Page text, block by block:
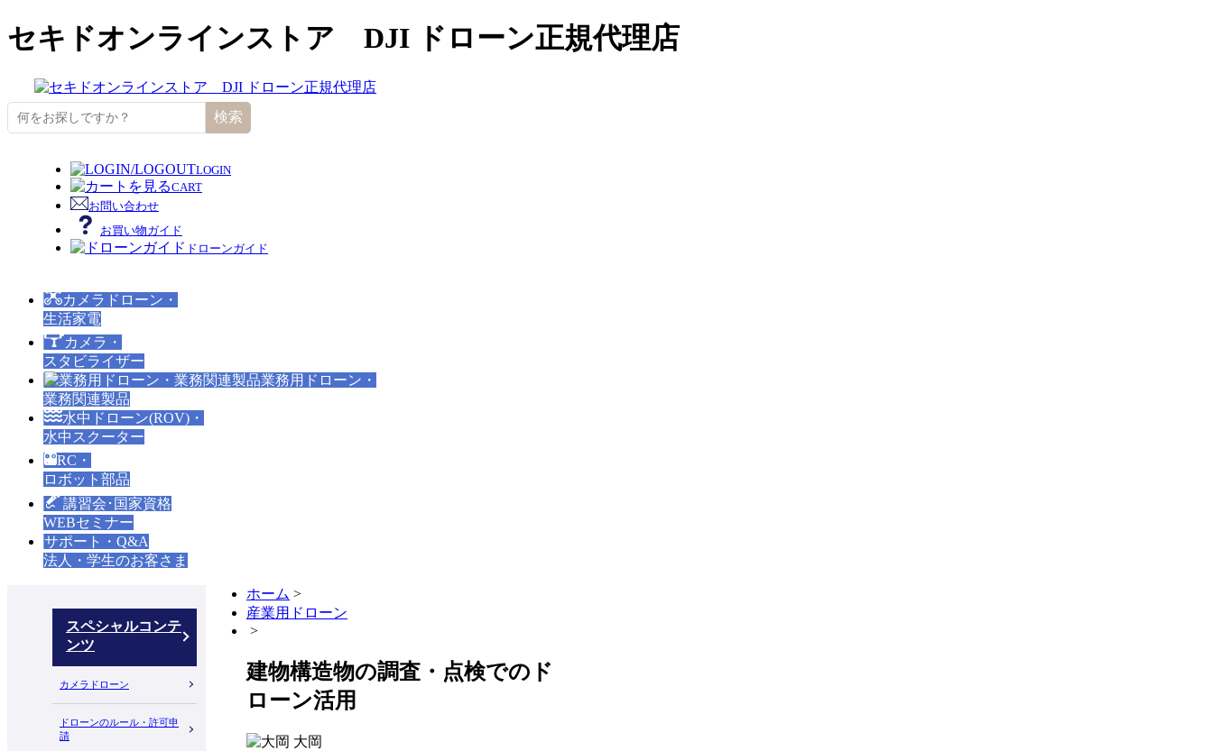
セキドオンラインストア DJI ドローン正規代理店
検索
LOGIN
CART
お問い合わせ
お買い物ガイド
ドローンガイド
カメラドローン・
生活家電
カメラ・
スタビライザー
業務用ドローン・
業務関連製品
水中ドローン(ROV)・
水中スクーター
RC・
ロボット部品
講習会･国家資格
WEBセミナー
サポート・Q&A
法人・学生のお客さま
スペシャルコンテ
ンツ
カメラドローン
ドローンのルール・許可申
請
ホーム >
産業用ドローン
>
建物構造物の調査・点検でのド
ローン活用
大岡